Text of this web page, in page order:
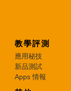
教學評測
應用秘技
新品測試
Apps 情報